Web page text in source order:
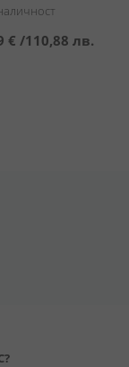
€ /110,88 лв.